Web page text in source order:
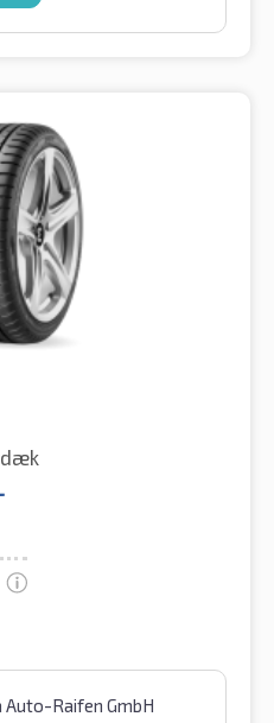
Auto-Raifen GmbH